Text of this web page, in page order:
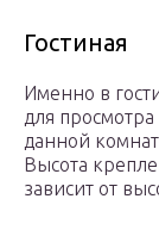
Гостиная
Именно в
для
данной
Высота
зависит от